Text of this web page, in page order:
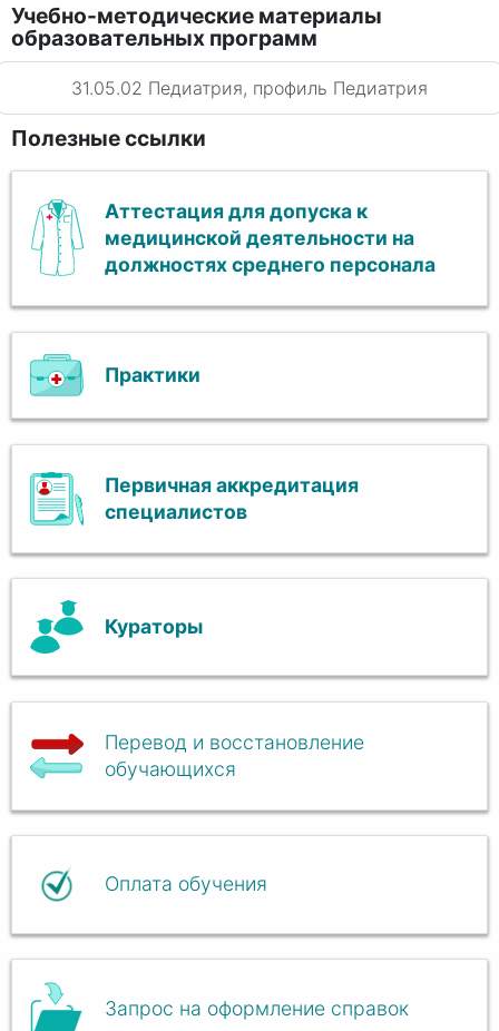
Учебно-методические материалы
образовательных программ
31.05.02 Педиатрия, профиль Педиатрия
Полезные ссылки
Аттестация для допуска к
медицинской деятельности на
должностях среднего персонала
Практики
Первичная аккредитация
специалистов
Кураторы
Перевод и восстановление
обучающихся
Оплата обучения
Запрос на оформление справок